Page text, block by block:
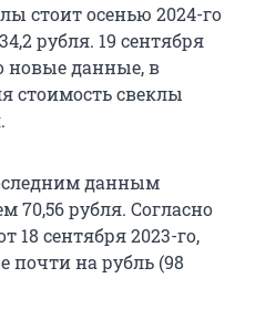
стоит осенью 2024-го
рубля. 19 сентября
новые данные, в
стоимость свеклы
данным
70,56 рубля. Согласно
18 сентября 2023-го,
почти на рубль (98